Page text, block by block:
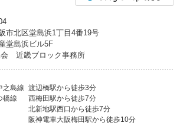
市北区堂島浜1丁目4番19号
堂島浜ビル5F
会 近畿ブロック事務所
之島線 渡辺橋駅から徒歩3分
橋線
西梅田駅から徒歩7分
北新地駅西口から徒歩7分
阪神電車大阪梅田駅から徒歩10分